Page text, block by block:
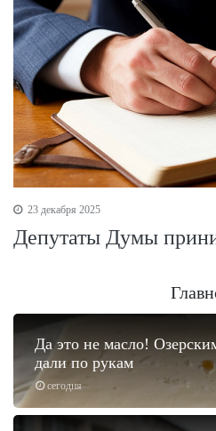
23 декабря 2025
Депутаты Думы
сегодня
Да это не масло!
дали по рукам